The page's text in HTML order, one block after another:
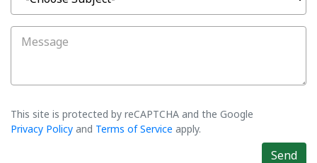
Message
This site is protected by reCAPTCHA and the Google
Privacy Policyand Terms of Service apply.
Send